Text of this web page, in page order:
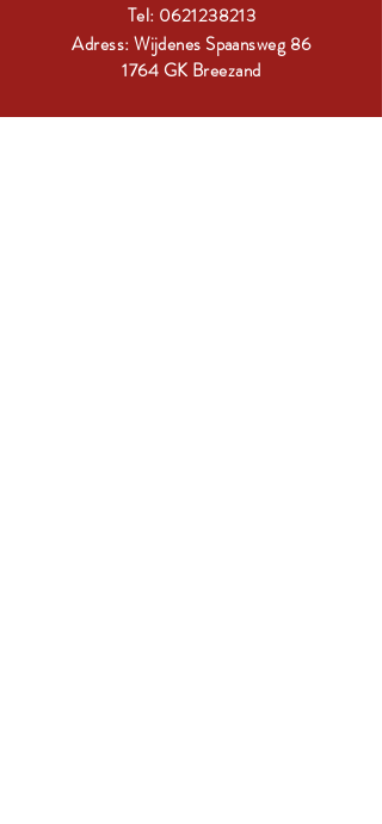
Tel: 0621238213
Adress: Wijdenes Spaansweg 86
1764 GK Breezand